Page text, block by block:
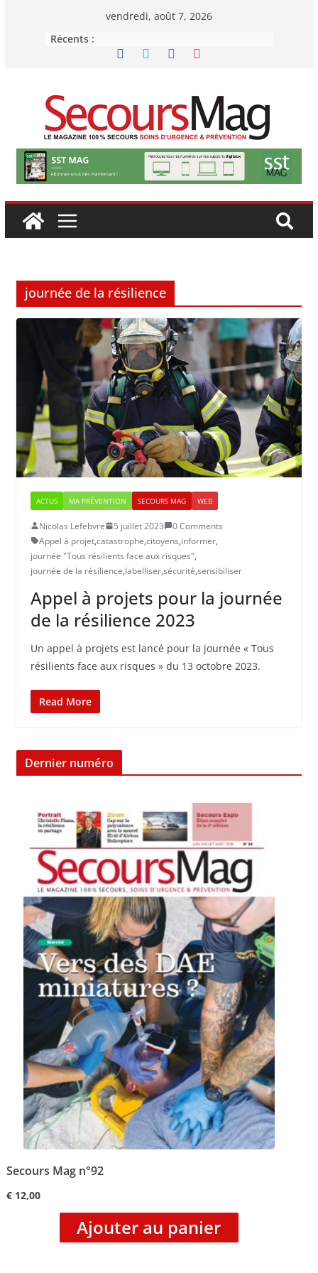
vendredi, août 7, 2026
Récents :
journée de la résilience
ACTUS MA PRÉVENTION SECOURS MAG WEB
Nicolas Lefebvre 5 juillet 2023
0 Comments
Appel à projet,catastrophe,citoyens,informer,
journée "Tous résilients face aux risques",
journée de la résilience,labelliser,sécurité,sensibiliser
Appel à projets pour la journée
de la résilience 2023
Un appel à projets est lancé pour la journée « Tous
résilients face aux risques » du 13 octobre 2023.
Read More
Dernier numéro
Secours Mag n°92
€12,00
Ajouter au panier